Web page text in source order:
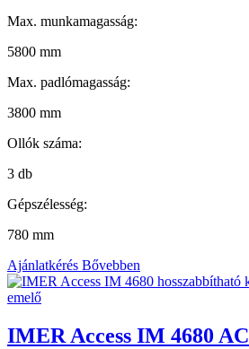
Max. munkamagasság:
5800 mm
Max. padlómagasság:
3800 mm
Ollók száma:
3 db
Gépszélesség:
780 mm
Ajánlatkérés Bővebben
IMER Access IM 4680 AC